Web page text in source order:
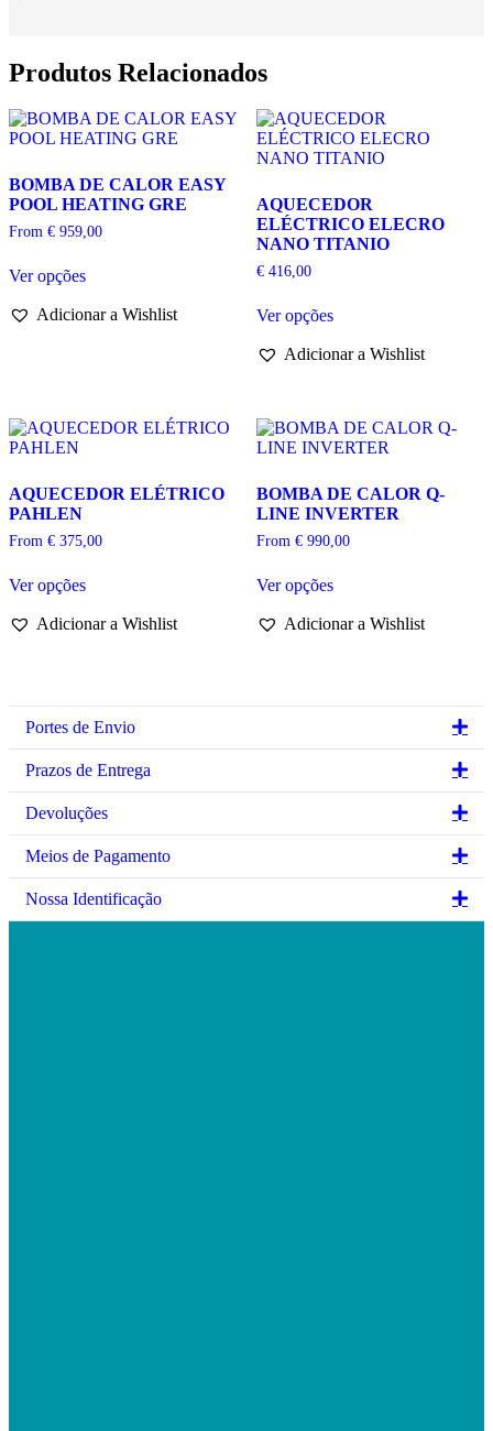
CALOR
Produtos Relacionados
BOMBA DE CALOR EASY
POOL HEATING GRE
From € 959,00
Ver opçõesproduct
multiple
chosen
product
Adicionar a Wishlist
AQUECEDOR
ELÉCTRICO ELECRO
NANO TITANIO
€416,00
Ver opçõesproduct
multiple
may
be
on
the
product
page
Adicionar a Wishlist
AQUECEDOR ELÉTRICO
PAHLEN
From € 375,00
Ver opçõesproduct
multiple
may
be
chosen
on
product
page
Adicionar a Wishlist
BOMBA DE CALOR Q-
LINE INVERTER
From €990,00
Ver opçõesproduct
multiple
may
chosen
Adicionar a Wishlist
Portes de Envio
Prazos de Entrega
Devoluções
Meios de Pagamento
Nossa Identificação